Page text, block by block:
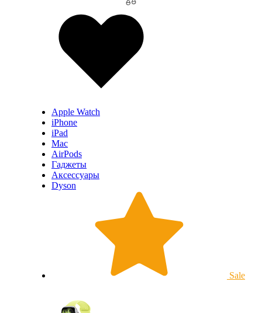
Apple Watch
iPhone
iPad
Mac
AirPods
Гаджеты
Аксессуары
Dyson
Sale